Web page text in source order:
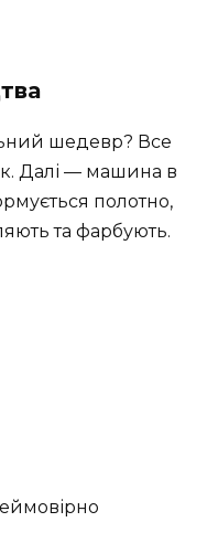
шедевр? Все
Далі — машина в
полотно,
та фарбують.